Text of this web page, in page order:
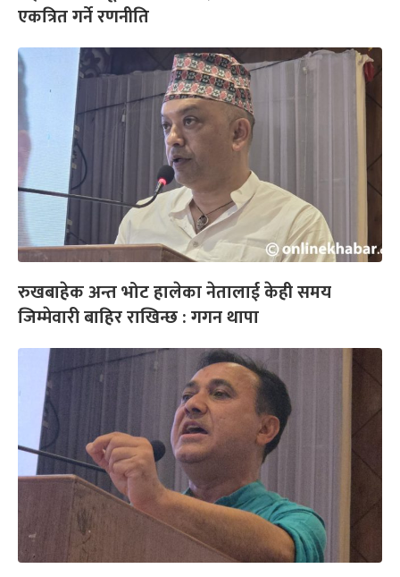
एकत्रित गर्ने रणनीति
रुखबाहेक अन्त भोट हालेका नेतालाई केही समय
जिम्मेवारी बाहिर राखिन्छ : गगन थापा